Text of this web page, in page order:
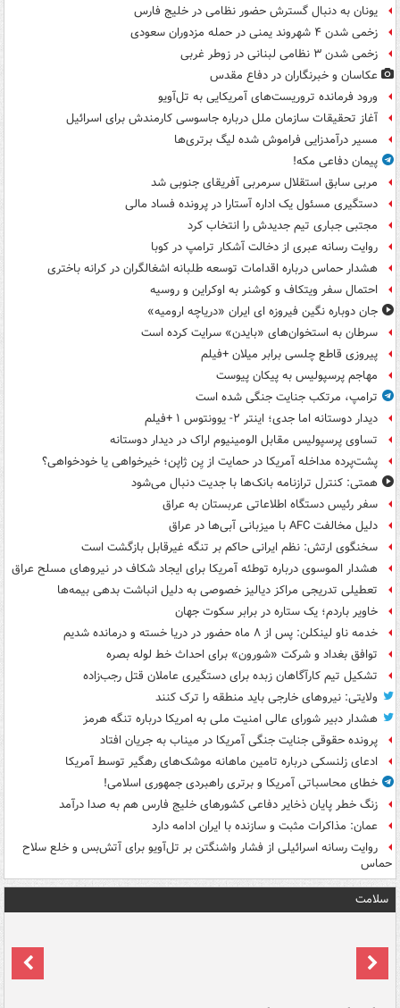
یونان به دنبال گسترش حضور نظامی در خلیج فارس
زخمی شدن ۴ شهروند یمنی در حمله مزدوران سعودی
زخمی شدن ۳ نظامی لبنانی در زوطر غربی
عکاسان و خبرنگاران در دفاع مقدس
ورود فرمانده تروریست‌های آمریکایی به تل‌آویو
آغاز تحقیقات سازمان ملل درباره جاسوسی کارمندش برای اسرائیل
مسیر درآمدزایی فراموش شده لیگ برتری‌ها
پیمان دفاعی مکه!
مربی سابق استقلال سرمربی آفریقای جنوبی شد
دستگیری مسئول یک اداره آستارا در پرونده فساد مالی
مجتبی جباری تیم جدیدش را انتخاب کرد
روایت رسانه عبری از دخالت آشکار ترامپ در کوبا
هشدار حماس درباره اقدامات توسعه طلبانه اشغالگران در کرانه باختری
احتمال سفر ویتکاف و کوشنر به اوکراین و روسیه
جان دوباره نگین فیروزه ای ایران «دریاچه ارومیه»
سرطان به استخوان‌های «بایدن» سرایت کرده است
پیروزی قاطع چلسی برابر میلان +فیلم
مهاجم پرسپولیس به پیکان پیوست
ترامپ، مرتکب جنایت جنگی شده است
دیدار دوستانه اما جدی؛ اینتر ۲- یوونتوس ۱ +فیلم
تساوی پرسپولیس مقابل الومینیوم اراک در دیدار دوستانه
پشت‌پرده مداخله آمریکا در حمایت از یِن ژاپن؛ خیرخواهی یا خودخواهی؟
همتی: کنترل ترازنامه بانک‌ها با جدیت دنبال می‌شود
سفر رئیس دستگاه اطلاعاتی عربستان به عراق
دلیل مخالفت AFC با میزبانی آبی‌ها در عراق
سخنگوی ارتش: نظم ایرانی حاکم بر تنگه غیرقابل بازگشت است
هشدار الموسوی درباره توطئه آمریکا برای ایجاد شکاف در نیروهای مسلح عراق
تعطیلی تدریجی مراکز دیالیز خصوصی به دلیل انباشت بدهی بیمه‌ها
خاویر باردم؛ یک ستاره در برابر سکوت جهان
خدمه ناو لینکلن: پس از ۸ ماه حضور در دریا خسته و درمانده‌ شدیم
توافق بغداد و شرکت «شورون» برای احداث خط لوله بصره
تشکیل تیم کارآگاهان زبده برای دستگیری عاملان قتل رجب‌زاده
ولایتی: نیروهای خارجی باید منطقه را ترک کنند
هشدار دبیر شورای عالی امنیت ملی به امریکا درباره تنگه هرمز
پرونده حقوقی جنایت جنگی آمریکا در میناب به جریان افتاد
ادعای زلنسکی درباره تامین ماهانه موشک‌های رهگیر توسط آمریکا
خطای محاسباتی آمریکا و برتری راهبردی جمهوری اسلامی!
زنگ خطر پایان ذخایر دفاعی کشورهای خلیج فارس هم به صدا درآمد
عمان: مذاکرات مثبت و سازنده با ایران ادامه دارد
روایت رسانه اسرائیلی از فشار واشنگتن بر تل‌آویو برای آتش‌بس و خلع سلاح
حماس
سلامت